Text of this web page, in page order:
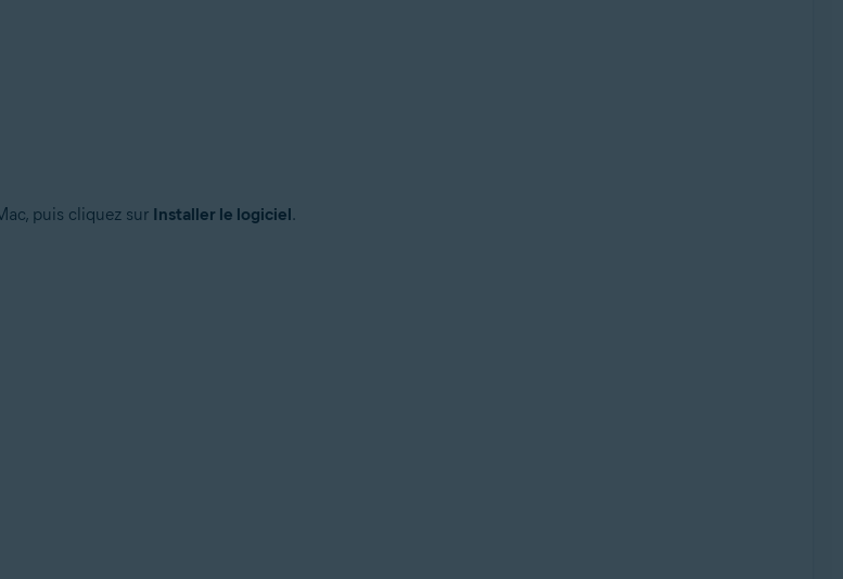
puis cliquez sur Installer le logiciel.